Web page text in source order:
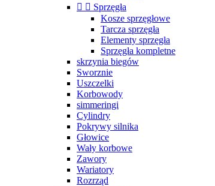
  Sprzęgła
Kosze sprzęgłowe
Tarcza sprzęgła
Elementy sprzęgła
Sprzęgła kompletne
skrzynia biegów
Sworznie
Uszczelki
Korbowody
simmeringi
Cylindry
Pokrywy silnika
Głowice
Wały korbowe
Zawory
Wariatory
Rozrząd